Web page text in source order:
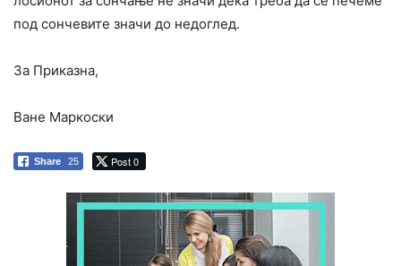
под сончевите значи до недоглед.
За Приказна,
Ване Маркоски
Share 25 Post 0